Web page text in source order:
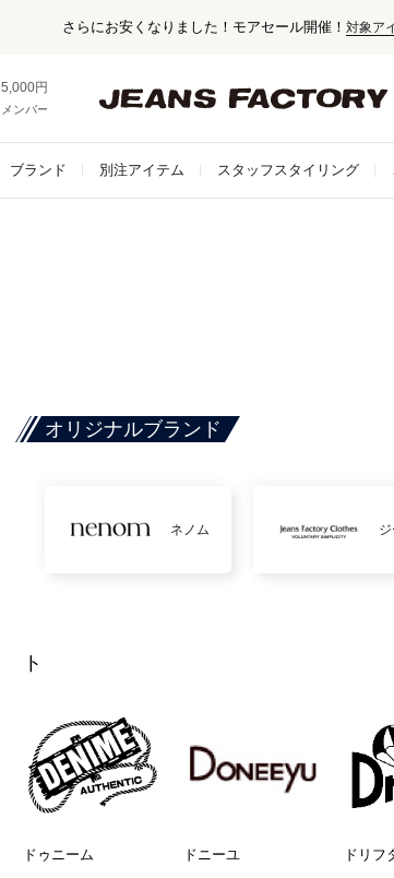
さらにお安くなりました！モアセール開催！ 対象ア
5,000円以上お買い上げで送料無料！
メンバー登録でお得な情報をゲット。さらに詳しく
ブランド 別注アイテム スタッフスタイリング
オリジナルブランド
ネノム
ト
ドゥニーム ドニーユ ドリフ